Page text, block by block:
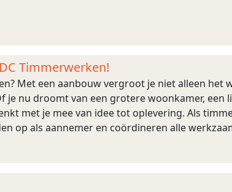
Timmerwerken!
Met een aanbouw vergroot je niet alleen het
je nu droomt van een grotere woonkamer, een
met je mee van idee tot oplevering. Als
op als aannemer en coördineren alle